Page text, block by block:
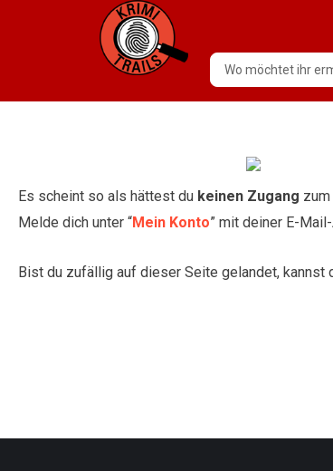
Es scheint so als hättest du keinen Zugang
Melde dich unter “Mein Konto” mit deiner E-
Bist du zufällig auf dieser Seite gelandet, kannst